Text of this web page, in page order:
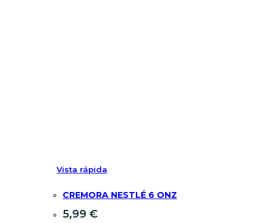
Vista rápida
CREMORA NESTLÉ 6 ONZ
5,99 €